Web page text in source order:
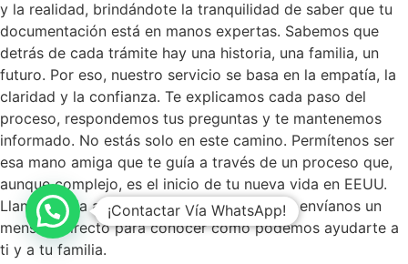
y la realidad, brindándote la tranquilidad de saber que tu
documentación está en manos expertas. Sabemos que
detrás de cada trámite hay una historia, una familia, un
futuro. Por eso, nuestro servicio se basa en la empatía, la
claridad y la confianza. Te explicamos cada paso del
proceso, respondemos tus preguntas y te mantenemos
informado. No estás solo en este camino. Permítenos ser
esa mano amiga que te guía a través de un proceso que,
aunque complejo, es el inicio de tu nueva vida en EEUU.
Llamada a la acción: Visita nuestro perfil o envíanos un
mensaje directo para conocer cómo podemos ayudarte a
ti y a tu familia.
¡Contactar Vía WhatsApp!